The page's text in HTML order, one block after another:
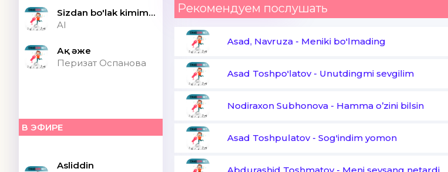
Sizdan bo'lak kimim bor ONA (Speed up)
AI
Ақ әже
Перизат Оспанова
В ЭФИРЕ
Asliddin
Qani shubha gumonlar
Baxtimizni ko'rib qo'ysinlar
Ishqqa to'lib daryolar
Qani shubha gumonlar
Рекомендуем послушать
Asad, Navruza - Meniki bo'lmading
Asad Toshpo'latov- Unutdingmi sevgilim
Nodiraxon Subhonova - Hamma o’zini bilsin
Asad Toshpulatov- Sog'indim yomon